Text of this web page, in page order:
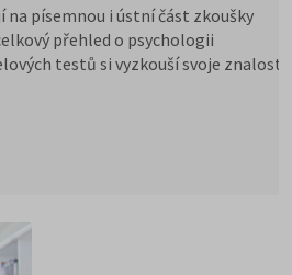
na písemnou i ústní část zkoušky
přehled o psychologii
testů si vyzkouší svoje znalosti